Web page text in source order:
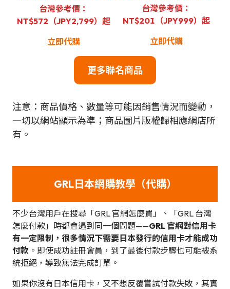
台灣參考價：
NT$572（JPY2,799）起
立即代購
台灣參考價：
NT$201（JPY999）起
立即代購
更多聯名商品
注意：商品價格、數量等可能因銷售情況而變動，
一切以網站顯示為準；商品圖片版權歸相應網店所
有。
GRL日本網購教學（代購）
不少台灣用戶在搜尋「GRL 官網怎麼買」、「GRL 台灣
怎麼付款」時都會遇到同一個問題——GRL 官網對信用卡
有一定限制，很多情況下需要日本發行的信用卡才能成功
付款 。即使成功註冊會員，到了最後付款步驟也可能被系
統拒絕，導致無法完成訂單。
如果你沒有日本信用卡，又不想反覆嘗試付款失敗，其實